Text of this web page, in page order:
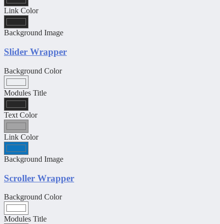
Link Color
Background Image
Slider Wrapper
Background Color
Modules Title
Text Color
Link Color
Background Image
Scroller Wrapper
Background Color
Modules Title